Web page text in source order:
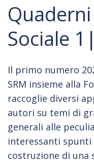
Sociale
Il primo numero
SRM insieme alla
raccoglie diversi
autori su temi di
generali alle
interessanti
costruzione di una